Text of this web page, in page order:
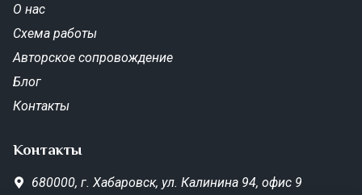
О нас
Схема работы
Авторское сопровождение
Блог
Контакты
Контакты
680000, г. Хабаровск, ул. Калинина 94, офис 9